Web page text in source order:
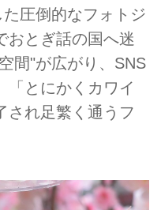
圧倒的なフォトジ
おとぎ話の国へ迷
間"が広がり、SNS
とにかくカワイ
され足繁く通うフ